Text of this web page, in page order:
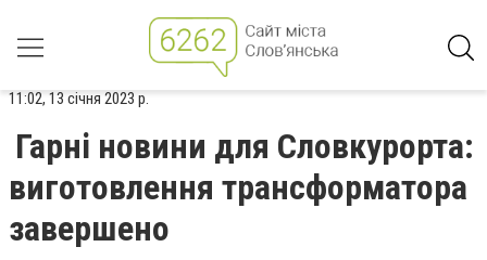
11:02, 13 січня 2023 р.
Гарні новини для Словкурорта:
виготовлення трансформатора
завершено